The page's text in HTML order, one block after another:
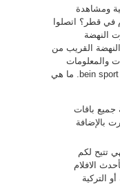
ومشاهدة
التي ستقام في قطر؟ اتصلوا
النهضة
القريب من
والمعلومات
التي تحتاجونها لإتمام عملية الاشتراك bein sport. ما هي
جميع باقات
بالإضافة
تتيح لكم
بأحدث الافلام
التركية